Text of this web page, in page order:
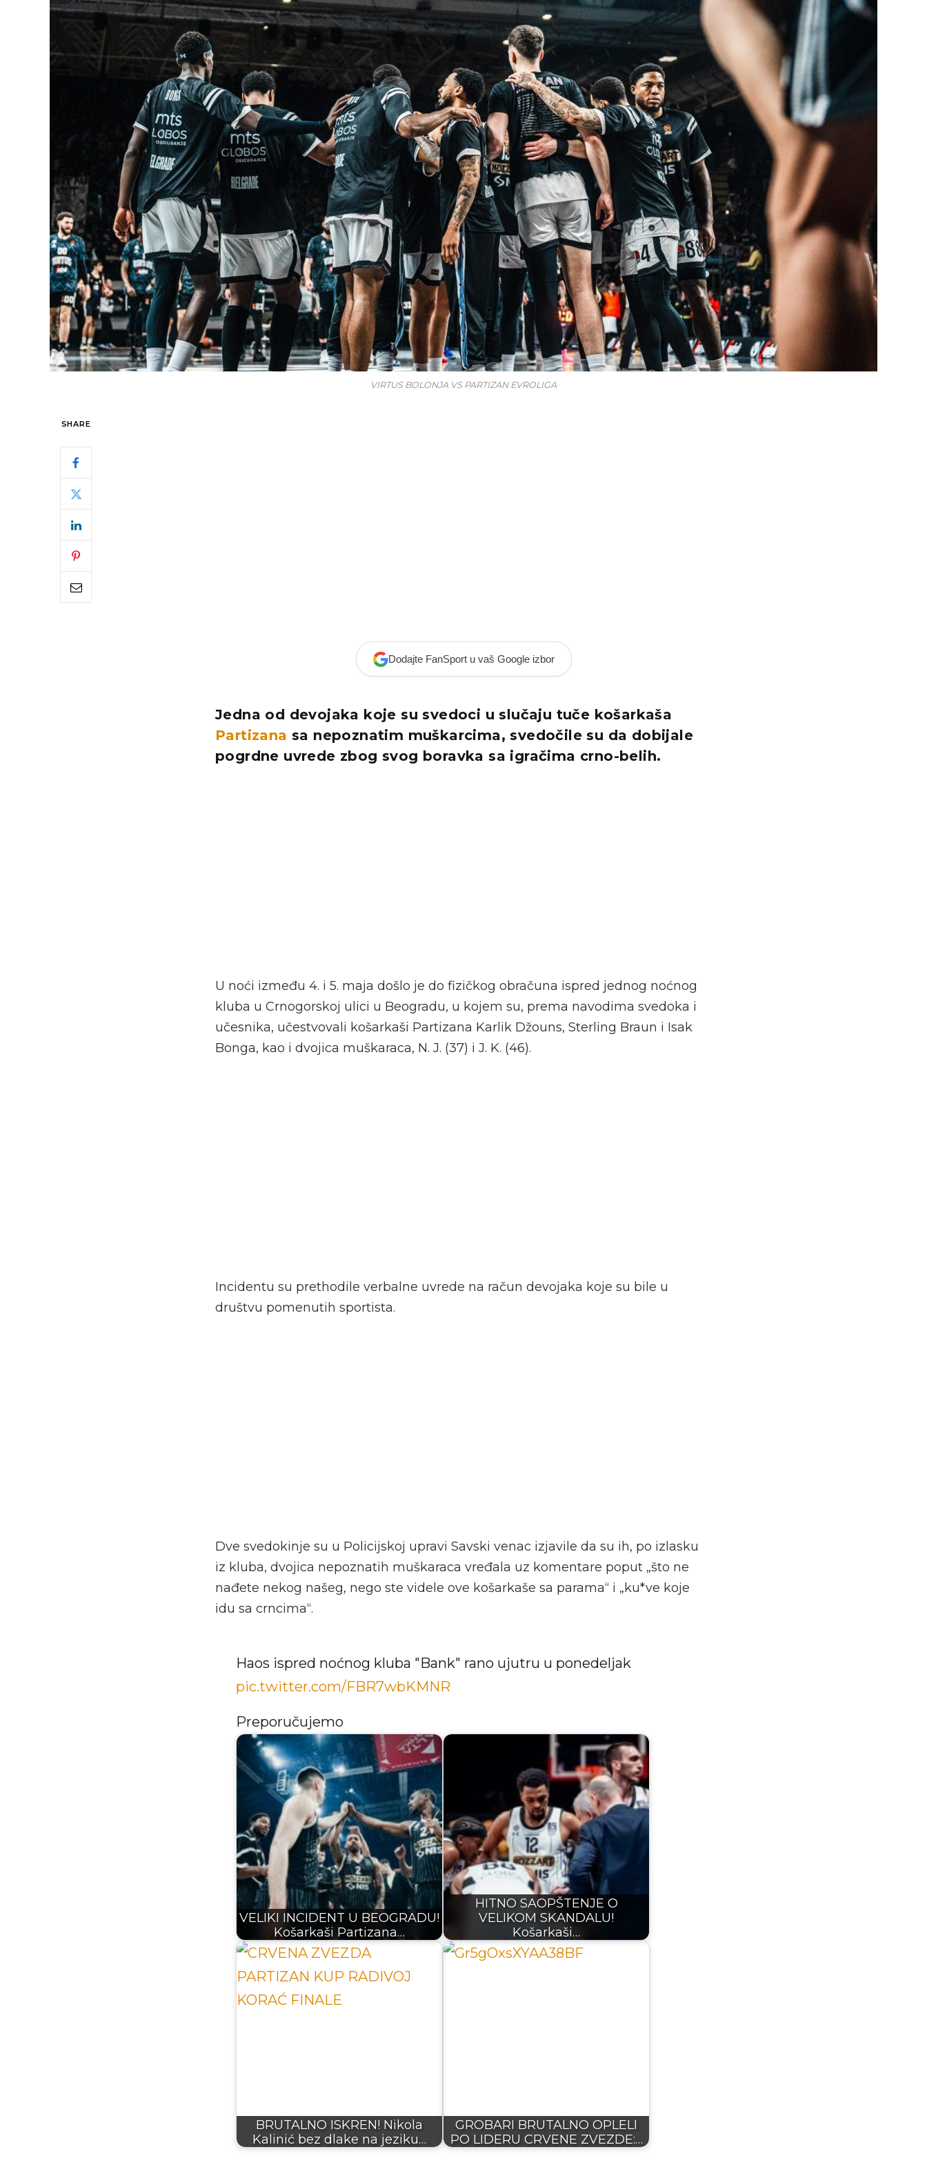
VIRTUS BOLONJA VS PARTIZAN EVROLIGA
SHARE
Dodajte FanSport u vaš Google izbor
Jedna od devojaka koje su svedoci u slučaju tuče košarkaša
Partizana sa nepoznatim muškarcima, svedočile su da dobijale
pogrdne uvrede zbog svog boravka sa igračima crno-belih.
U noći između 4. i 5. maja došlo je do fizičkog obračuna ispred jednog noćnog
kluba u Crnogorskoj ulici u Beogradu, u kojem su, prema navodima svedoka i
učesnika, učestvovali košarkaši Partizana Karlik Džouns, Sterling Braun i Isak
Bonga, kao i dvojica muškaraca, N. J. (37) i J. K. (46).
Incidentu su prethodile verbalne uvrede na račun devojaka koje su bile u
društvu pomenutih sportista.
Dve svedokinje su u Policijskoj upravi Savski venac izjavile da su ih, po izlasku
iz kluba, dvojica nepoznatih muškaraca vređala uz komentare poput „što ne
nađete nekog našeg, nego ste videle ove košarkaše sa parama“ i „ku*ve koje
idu sa crncima“.
Haos ispred noćnog kluba "Bank" rano ujutru u ponedeljak
pic.twitter.com/FBR7wbKMNR
Preporučujemo
VELIKI INCIDENT U BEOGRADU!
Košarkaši Partizana…
HITNO SAOPŠTENJE O
VELIKOM SKANDALU!
Košarkaši…
BRUTALNO ISKREN! Nikola
Kalinić bez dlake na jeziku…
GROBARI BRUTALNO OPLELI
PO LIDERU CRVENE ZVEZDE:…